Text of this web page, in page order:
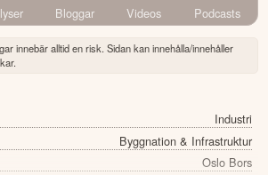
Bloggar Videos Podcasts
innebär alltid en risk. Sidan kan innehålla/innehåller
Industri
Byggnation & Infrastruktur
Oslo Bors